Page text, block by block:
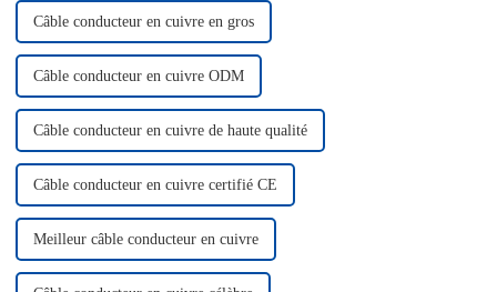
Câble conducteur en cuivre en gros
Câble conducteur en cuivre ODM
Câble conducteur en cuivre de haute qualité
Câble conducteur en cuivre certifié CE
Meilleur câble conducteur en cuivre